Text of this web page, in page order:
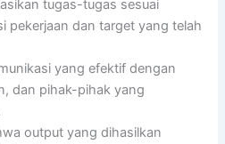
tugas-tugas sesuai
pekerjaan dan target yang telah
yang efektif dengan
dan pihak-pihak yang
output yang dihasilkan